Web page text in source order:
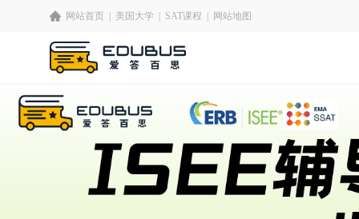
网站首页 美国大学 SAT课程 网站地图